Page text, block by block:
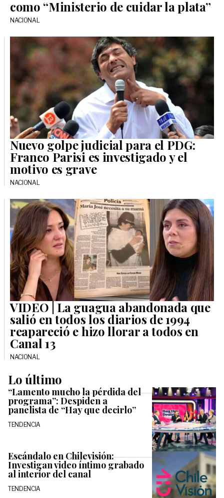
como “Ministerio de cuidar la plata”
NACIONAL
Nuevo golpe judicial para el PDG:
Franco Parisi es investigado y el
motivo es grave
NACIONAL
VIDEO | La guagua abandonada que
salió en todos los diarios de 1994
reapareció e hizo llorar a todos en
Canal 13
NACIONAL
Lo último
“Lamento mucho la pérdida del
programa”: Despiden a
panelista de “Hay que decirlo”
TENDENCIA
Escándalo en Chilevisión:
Investigan video íntimo grabado
al interior del canal
TENDENCIA